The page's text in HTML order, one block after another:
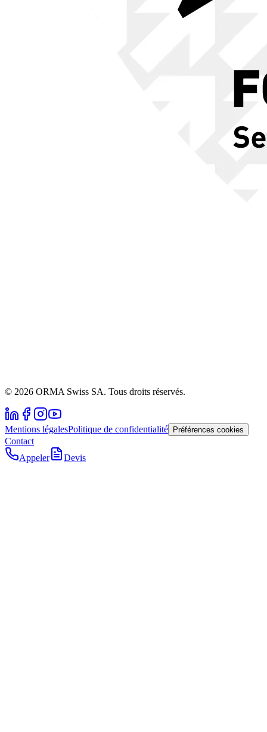
© 2026 ORMA Swiss SA. Tous droits réservés.
Mentions légalesPolitique de confidentialité Préférences cookies
Contact
Appeler
Devis